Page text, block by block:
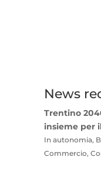
News
Trentino
insieme per
In autonomia,
Commercio,